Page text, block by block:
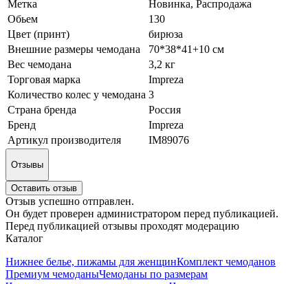
Метка
Новинка, Распродажа
Обьем
130
Цвет (принт)
бирюза
Внешние размеры чемодана
70*38*41+10 см
Вес чемодана
3,2 кг
Торговая марка
Impreza
Количество колес у чемодана 3
Страна бренда
Россия
Бренд
Impreza
Артикул производителя
IM89076
Отзывы
Оставить отзыв
Отзыв успешно отправлен.
Он будет проверен администратором перед публикацией.
Перед публикацией отзывы проходят модерацию
Каталог
Нижнее белье, пижамы для женщинКомплект чемоданов
Премиум чемоданыЧемоданы по размерам